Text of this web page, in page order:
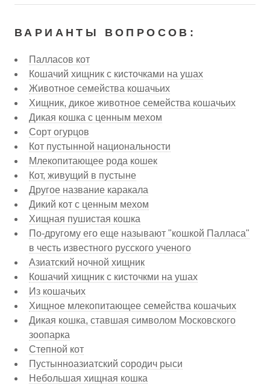
ВАРИАНТЫ ВОПРОСОВ:
Палласов кот
Кошачий хищник с кисточками на ушах
Животное семейства кошачьих
Хищник, дикое животное семейства кошачьих
Дикая кошка с ценным мехом
Сорт огурцов
Кот пустынной национальности
Млекопитающее рода кошек
Кот, живущий в пустыне
Другое название каракала
Дикий кот с ценным мехом
Хищная пушистая кошка
По-другому его еще называют "кошкой Палласа"
в честь известного русского ученого
Азиатский ночной хищник
Кошачий хищник с кисточкми на ушах
Из кошачьих
Хищное млекопитающее семейства кошачьих
Дикая кошка, ставшая символом Московского
зоопарка
Степной кот
Пустынноазиатский сородич рыси
Небольшая хищная кошка